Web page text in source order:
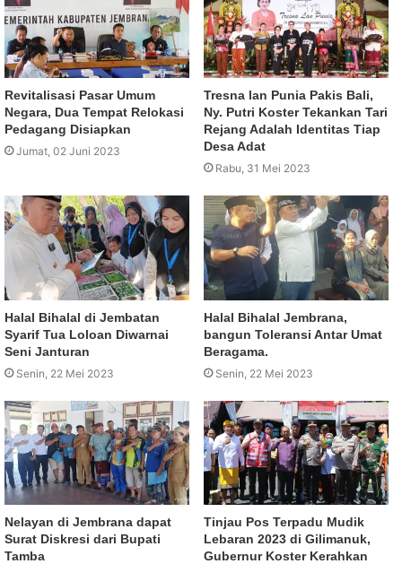
Revitalisasi Pasar Umum
Negara, Dua Tempat Relokasi
Pedagang Disiapkan
Jumat, 02 Juni 2023
Tresna lan Punia Pakis Bali,
Ny. Putri Koster Tekankan Tari
Rejang Adalah Identitas Tiap
Desa Adat
Rabu, 31 Mei 2023
Halal Bihalal di Jembatan
Syarif Tua Loloan Diwarnai
Seni Janturan
Senin, 22 Mei 2023
Halal Bihalal Jembrana,
bangun Toleransi Antar Umat
Beragama.
Senin, 22 Mei 2023
Nelayan di Jembrana dapat
Surat Diskresi dari Bupati
Tamba
Tinjau Pos Terpadu Mudik
Lebaran 2023 di Gilimanuk,
Gubernur Koster Kerahkan